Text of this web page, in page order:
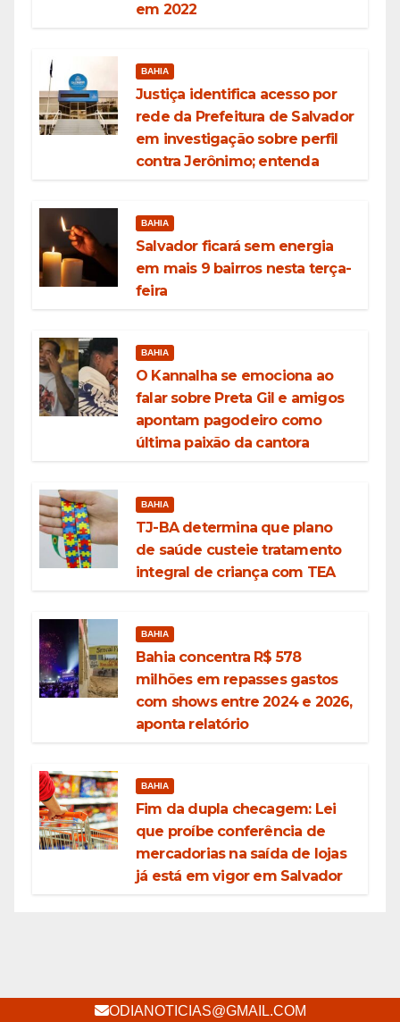
em 2022
BAHIA
Justiça identifica acesso por
rede da Prefeitura de Salvador
em investigação sobre perfil
contra Jerônimo; entenda
BAHIA
Salvador ficará sem energia
em mais 9 bairros nesta terça-
feira
BAHIA
O Kannalha se emociona ao
falar sobre Preta Gil e amigos
apontam pagodeiro como
última paixão da cantora
BAHIA
TJ-BA determina que plano
de saúde custeie tratamento
integral de criança com TEA
BAHIA
Bahia concentra R$ 578
milhões em repasses gastos
com shows entre 2024 e 2026,
aponta relatório
BAHIA
Fim da dupla checagem: Lei
que proíbe conferência de
mercadorias na saída de lojas
já está em vigor em Salvador
ODIANOTICIAS@GMAIL.COM